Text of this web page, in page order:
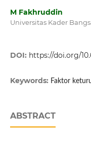
M Fakhruddin
Universitas Kader
DOI: https://doi.org/
Keywords: Faktor
ABSTRACT